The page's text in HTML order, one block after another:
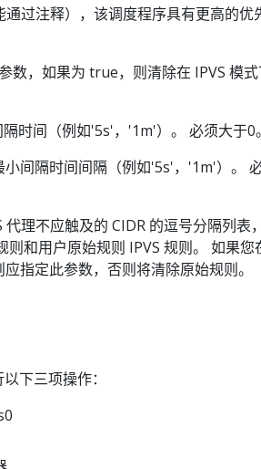
过注释），该调度程序具有更高的优
，如果为 true，则清除在 IPVS 模式
时间（例如'5s'，'1m'）。 必须大于0。
间隔时间间隔（例如'5s'，'1m'）。
理不应触及的 CIDR 的逗号分隔列表
和用户原始规则 IPVS 规则。 如果您
指定此参数，否则将清除原始规则。
下三项操作：